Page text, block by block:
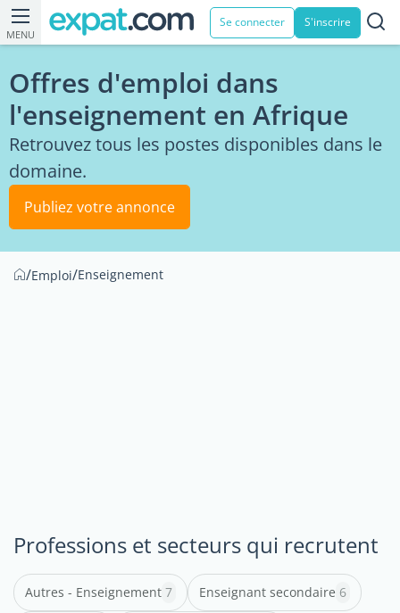
MENU
Se connecter S'inscrire
Offres d'emploi dans
l'enseignement en Afrique
Retrouvez tous les postes disponibles dans le
domaine.
Publiez votre annonce
/Emploi/Enseignement
Professions et secteurs qui recrutent
Autres - Enseignement 7 Enseignant secondaire 6